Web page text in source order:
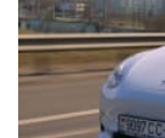
Sledujte nás